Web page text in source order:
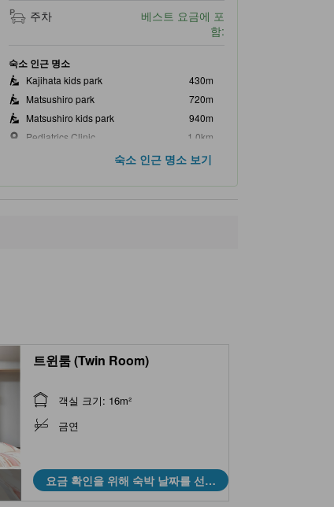
주차
베스트 요금에 포
함:
숙소 인근 명소
Kajihata kids park
430m
Matsushiro park
720m
Matsushiro kids park
940m
Pediatrics Clinic
1.0km
1.1km
숙소 인근 명소 보기
트윈룸 (Twin Room)
객실 크기: 16m²
금연
요금 확인을 위해 숙박 날짜를 선택
하세요